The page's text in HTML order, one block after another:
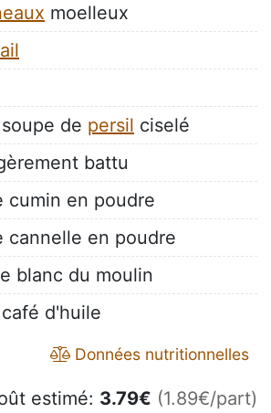
moelleux
ail
de persil ciselé
battu
cumin en poudre
cannelle en poudre
blanc du moulin
d'huile
Données nutritionnelles
estimé: 3.79€ (1.89€/part)